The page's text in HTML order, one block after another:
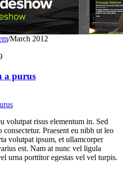
/March 2012
a purus
volutpat risus elementum in. Sed
Praesent eu nibh ut leo
volutpat ipsum, et ullamcorper
est. Nam at nunc vel ligula
urna porttitor egestas vel vel turpis.